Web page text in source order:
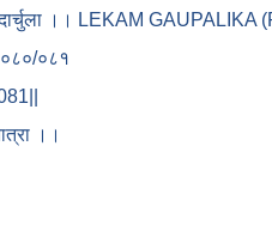
दार्चुला ।। LEKAM
०८१
।।